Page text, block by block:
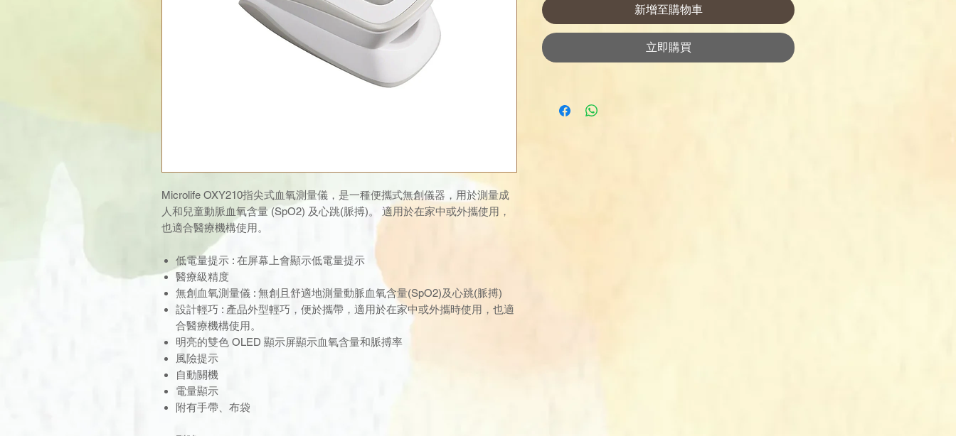
Microlife OXY210指尖式血氧測量儀，是一種便攜式無創儀器，用於測量成
人和兒童動脈血氧含量 (SpO2) 及心跳(脈搏)。 適用於在家中或外攜使用，
也適合醫療機構使用。
低電量提示 : 在屏幕上會顯示低電量提示
醫療級精度
無創血氧測量儀 : 無創且舒適地測量動脈血氧含量(SpO2)及心跳(脈搏)
設計輕巧 : 產品外型輕巧，便於攜帶，適用於在家中或外攜時使用，也適
合醫療機構使用。
明亮的雙色 OLED 顯示屏顯示血氧含量和脈搏率
風險提示
自動關機
電量顯示
附有手帶、布袋
新增至購物車
立即購買